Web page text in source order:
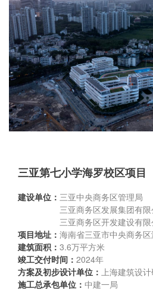
三亚第七小学海罗校区项目
建设单位： 三亚中央商务区管理局
三亚商务区发展集团有限
三亚商务区开发建设有限
项目地址： 海南省三亚市中央商务
建筑面积： 3.6万平方米
竣工交付时间： 2024年
方案及初步设计单位： 上海建筑设
施工总承包单位： 中建一局